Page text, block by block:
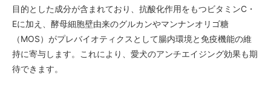
目的とした成分が含まれており、抗酸化作用をもつビタミンC・
Eに加え、酵母細胞壁由来のグルカンやマンナンオリゴ糖
（MOS）がプレバイオティクスとして腸内環境と免疫機能の維
持に寄与します。これにより、愛犬のアンチエイジング効果も期
待できます。